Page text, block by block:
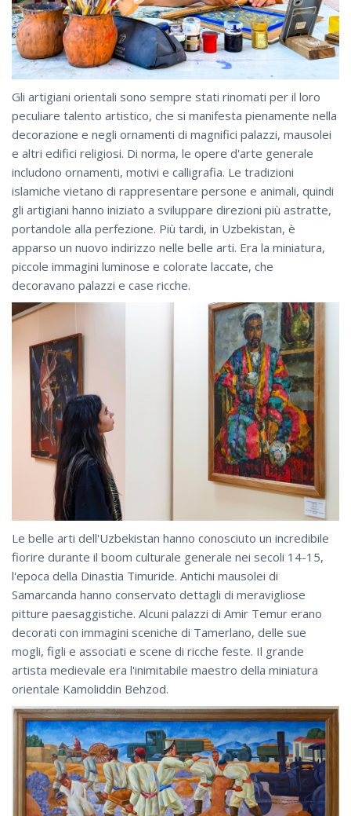
Gli artigiani orientali sono sempre stati rinomati per il loro
peculiare talento artistico, che si manifesta pienamente nella
decorazione e negli ornamenti di magnifici palazzi, mausolei
e altri edifici religiosi. Di norma, le opere d'arte generale
includono ornamenti, motivi e calligrafia. Le tradizioni
islamiche vietano di rappresentare persone e animali, quindi
gli artigiani hanno iniziato a sviluppare direzioni più astratte,
portandole alla perfezione. Più tardi, in Uzbekistan, è
apparso un nuovo indirizzo nelle belle arti. Era la miniatura,
piccole immagini luminose e colorate laccate, che
decoravano palazzi e case ricche.
Le belle arti dell'Uzbekistan hanno conosciuto un incredibile
fiorire durante il boom culturale generale nei secoli 14-15,
l'epoca della Dinastia Timuride. Antichi mausolei di
Samarcanda hanno conservato dettagli di meravigliose
pitture paesaggistiche. Alcuni palazzi di Amir Temur erano
decorati con immagini sceniche di Tamerlano, delle sue
mogli, figli e associati e scene di ricche feste. Il grande
artista medievale era l'inimitabile maestro della miniatura
orientale Kamoliddin Behzod.